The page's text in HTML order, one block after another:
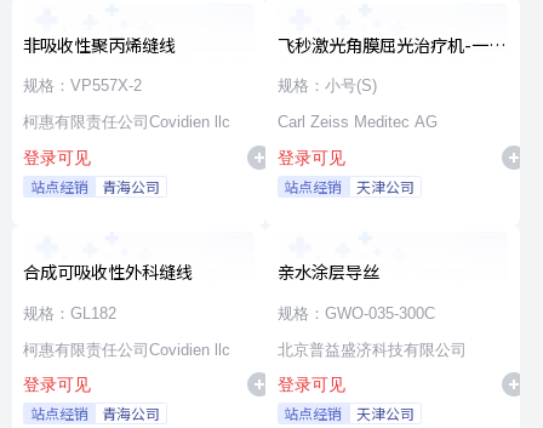
非吸收性聚丙烯缝线
规格：VP557X-2
柯惠有限责任公司Covidien llc
登录可见
站点经销 青海公司
飞秒激光角膜屈光治疗机-一次
性使用无菌治疗包
规格：小号(S)
Carl Zeiss Meditec AG
登录可见
站点经销 天津公司
合成可吸收性外科缝线
规格：GL182
柯惠有限责任公司Covidien llc
登录可见
站点经销 青海公司
亲水涂层导丝
规格：GWO-035-300C
北京普益盛济科技有限公司
登录可见
站点经销 天津公司